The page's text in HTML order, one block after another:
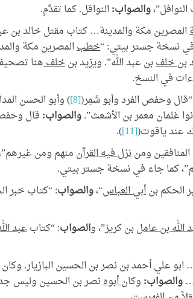
والصواب:النواقل. كما تقدَّم.
المصرين مكة والمدينة… كتاب مقتل خالد بن
في نسخة جستر بيتي: “خطبالمصرين مكة
بنخلفبن عبد الله”. ويزيد بنخلفهنا
في النسخ.
[8] ) وأبو الحسن
غلمان معمر بن الأشعث”.والصواب:قال
عند ياقوت([11]
).
نزل فيه القرآن منهم ومن
كما جاء في نسخة جستر بيتي.
أبي العباس“،والصواب: “كتاب خبر
الله بن عاملبن كريز”، والصواب: “كتابعبد
والصواب: وكانأبوهنصر بن الحسين وليس